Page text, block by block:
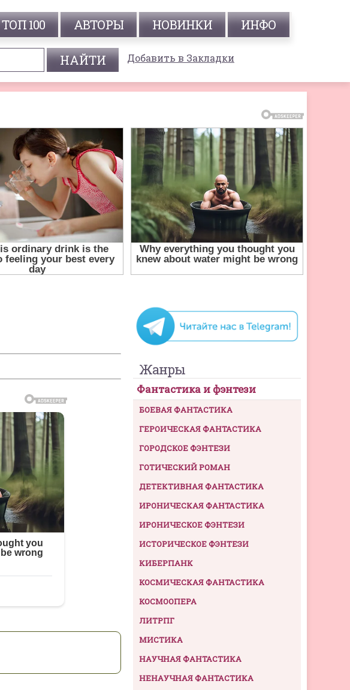
ТОП 100 АВТОРЫ НОВИНКИ ИНФО
Добавить в Закладки
Жанры
Фантастика и фэнтези
БОЕВАЯ ФАНТАСТИКА
ГЕРОИЧЕСКАЯ ФАНТАСТИКА
ГОРОДСКОЕ ФЭНТЕЗИ
ГОТИЧЕСКИЙ РОМАН
ДЕТЕКТИВНАЯ ФАНТАСТИКА
ИРОНИЧЕСКАЯ ФАНТАСТИКА
ИРОНИЧЕСКОЕ ФЭНТЕЗИ
ИСТОРИЧЕСКОЕ ФЭНТЕЗИ
КИБЕРПАНК
КОСМИЧЕСКАЯ ФАНТАСТИКА
КОСМООПЕРА
ЛИТРПГ
МИСТИКА
НАУЧНАЯ ФАНТАСТИКА
НЕНАУЧНАЯ ФАНТАСТИКА